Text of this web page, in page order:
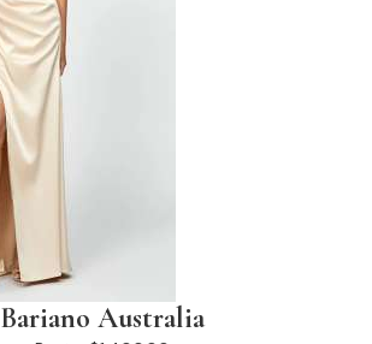
Bariano Australia